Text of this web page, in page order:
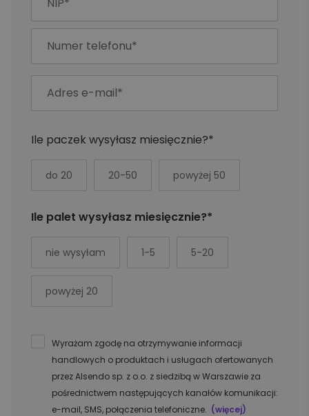
Ile paczek wysyłasz miesięcznie?*
do 20 20-50 powyżej 50
Ile palet wysyłasz miesięcznie?*
nie wysyłam 1-5 5-20
powyżej 20
Wyrażam zgodę na otrzymywanie informacji
handlowych o produktach i usługach ofertowanych
przez Alsendo sp. z o.o. z siedzibą w Warszawie za
pośrednictwem następujących kanałów komunikacji:
e-mail, SMS, połączenia telefoniczne. (więcej)